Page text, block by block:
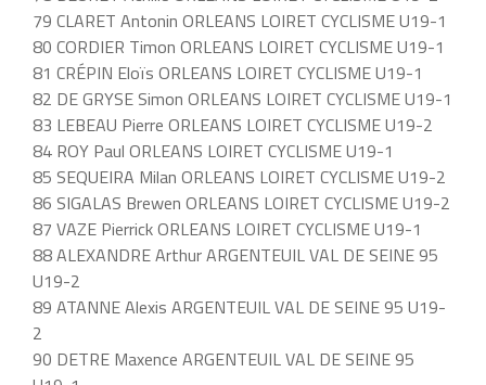
79 CLARET Antonin ORLEANS LOIRET CYCLISME U19-1
80 CORDIER Timon ORLEANS LOIRET CYCLISME U19-1
81 CRÉPIN Eloïs ORLEANS LOIRET CYCLISME U19-1
82 DE GRYSE Simon ORLEANS LOIRET CYCLISME U19-1
83 LEBEAU Pierre ORLEANS LOIRET CYCLISME U19-2
84 ROY Paul ORLEANS LOIRET CYCLISME U19-1
85 SEQUEIRA Milan ORLEANS LOIRET CYCLISME U19-2
86 SIGALAS Brewen ORLEANS LOIRET CYCLISME U19-2
87 VAZE Pierrick ORLEANS LOIRET CYCLISME U19-1
88 ALEXANDRE Arthur ARGENTEUIL VAL DE SEINE 95
U19-2
89 ATANNE Alexis ARGENTEUIL VAL DE SEINE 95 U19-
2
90 DETRE Maxence ARGENTEUIL VAL DE SEINE 95